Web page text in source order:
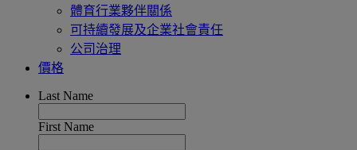
體育行業夥伴關係
可持續發展及企業社會責任
公司治理
價格
Last Name
First Name